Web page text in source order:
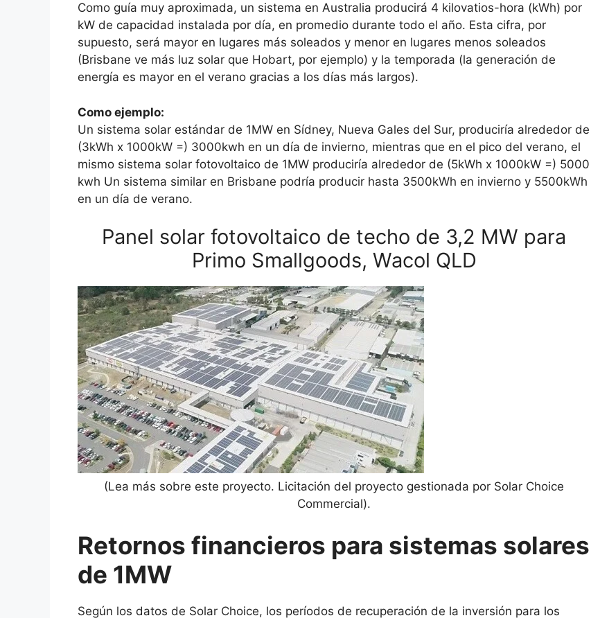
Como guía muy aproximada, un sistema en Australia producirá 4 kilovatios-hora (kWh) por
kW de capacidad instalada por día, en promedio durante todo el año. Esta cifra, por
supuesto, será mayor en lugares más soleados y menor en lugares menos soleados
(Brisbane ve más luz solar que Hobart, por ejemplo) y la temporada (la generación de
energía es mayor en el verano gracias a los días más largos).
Como ejemplo:
Un sistema solar estándar de 1MW en Sídney, Nueva Gales del Sur, produciría alrededor de
(3kWh x 1000kW =) 3000kwh en un día de invierno, mientras que en el pico del verano, el
mismo sistema solar fotovoltaico de 1MW produciría alrededor de (5kWh x 1000kW =) 5000
kwh Un sistema similar en Brisbane podría producir hasta 3500kWh en invierno y 5500kWh
en un día de verano.
Panel solar fotovoltaico de techo de 3,2 MW para
Primo Smallgoods, Wacol QLD
(Lea más sobre este proyecto. Licitación del proyecto gestionada por Solar Choice
Commercial).
Retornos financieros para sistemas solares
de 1MW
Según los datos de Solar Choice, los períodos de recuperación de la inversión para los